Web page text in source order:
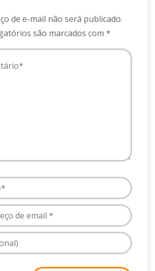
de e-mail não será publicado.
são marcados com *